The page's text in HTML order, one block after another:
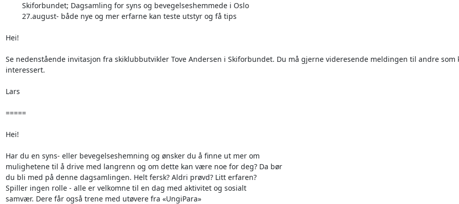
Hei!
Se nedenstående invitasjon fra skiklubbutvikler Tove Andersen i Skiforbundet. Du må gjerne videresende meldingen til andre som
interessert.
Lars
=====
Hei!
Har du en syns- eller bevegelseshemning og ønsker du å finne ut mer om
mulighetene til å drive med langrenn og om dette kan være noe for deg? Da bør
du bli med på denne dagsamlingen. Helt fersk? Aldri prøvd? Litt erfaren?
Spiller ingen rolle - alle er velkomne til en dag med aktivitet og sosialt
samvær. Dere får også trene med utøvere fra «UngiPara»